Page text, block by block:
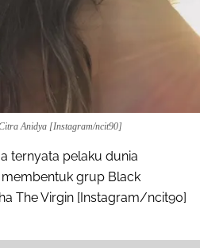
Anidya [Instagram/ncit90]
ternyata pelaku dunia
grup Black
The Virgin [Instagram/ncit90]